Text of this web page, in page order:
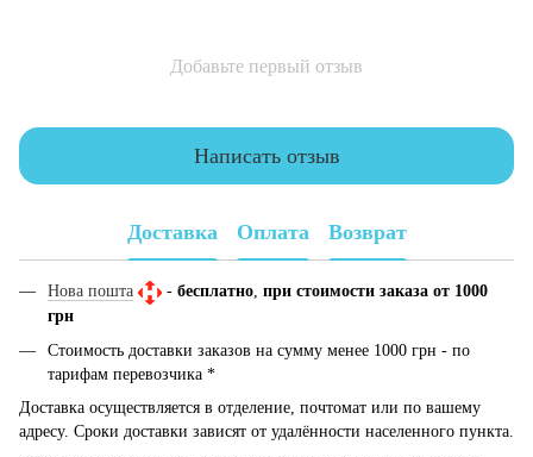
Добавьте первый отзыв
Написать отзыв
Доставка Оплата Возврат
Нова пошта - бесплатно, при стоимости заказа от 1000
грн
Стоимость доставки заказов на сумму менее 1000 грн - по
тарифам перевозчика *
Доставка осуществляется в отделение, почтомат или по вашему
адресу. Сроки доставки зависят от удалённости населенного пункта.